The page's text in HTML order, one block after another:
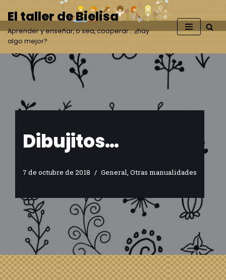
Saltar
al
contenido
El taller de Bielisa
Aprender y enseñar, o sea, cooperar… ¿hay
algo mejor?
Dibujitos…
7 de octubre de 2018 General, Otras manualidades